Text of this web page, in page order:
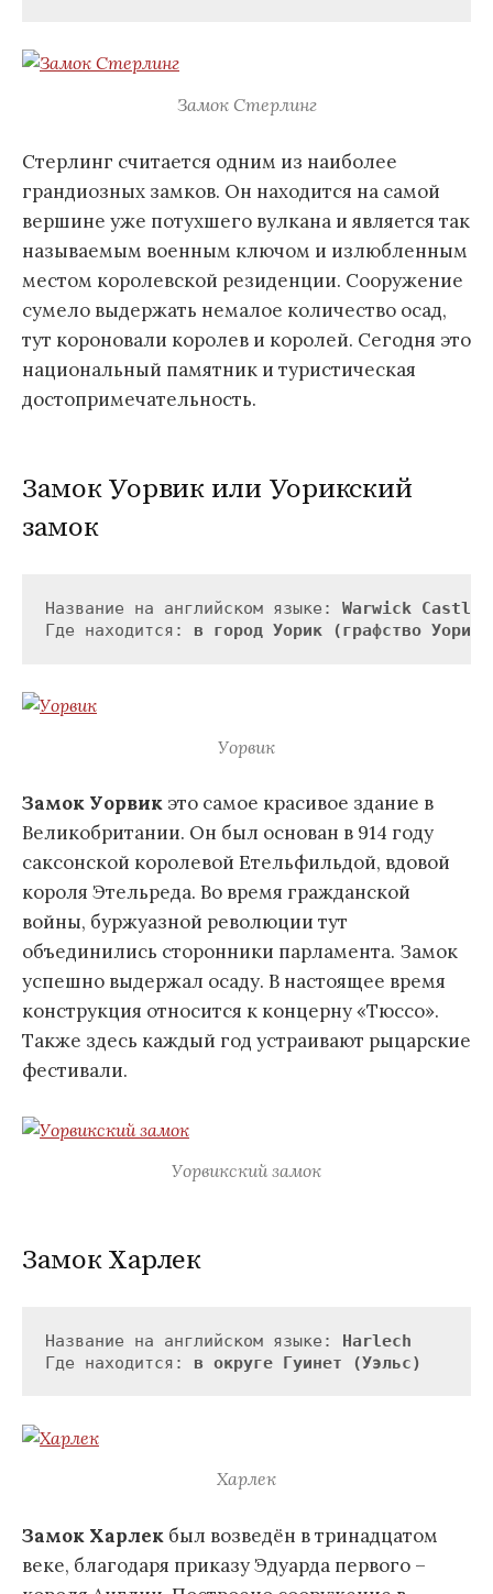
Замок Стерлинг
Стерлинг считается одним из наиболее
грандиозных замков. Он находится на самой
вершине уже потухшего вулкана и является так
называемым военным ключом и излюбленным
местом королевской резиденции. Сооружение
сумело выдержать немалое количество осад,
тут короновали королев и королей. Сегодня это
национальный памятник и туристическая
достопримечательность.
Замок Уорвик или Уорикский
замок
Название на английском языке: Warwick Castle
Где находится: в город Уорик (графство
Уорвик
Замок Уорвик это самое красивое здание в
Великобритании. Он был основан в 914 году
саксонской королевой Етельфильдой, вдовой
короля Этельреда. Во время гражданской
войны, буржуазной революции тут
объединились сторонники парламента. Замок
успешно выдержал осаду. В настоящее время
конструкция относится к концерну «Тюссо».
Также здесь каждый год устраивают рыцарские
фестивали.
Уорвикский замок
Замок Харлек
Название на английском языке: Harlech
Где находится: в округе Гуинет (Уэльс)
Харлек
Замок Харлек был возведён в тринадцатом
веке, благодаря приказу Эдуарда первого –